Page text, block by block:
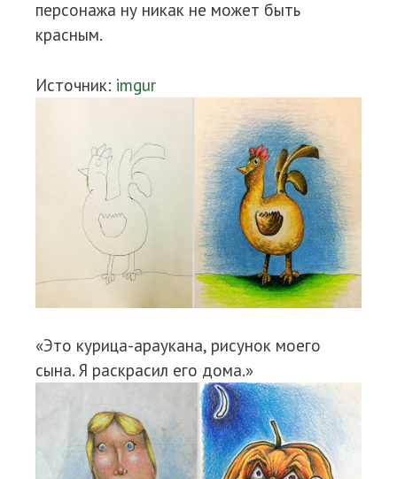
персонажа ну никак не может быть
красным.
Источник: imgur
«Это курица-араукана, рисунок моего
сына. Я раскрасил его дома.»